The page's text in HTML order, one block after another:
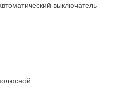
выключатель